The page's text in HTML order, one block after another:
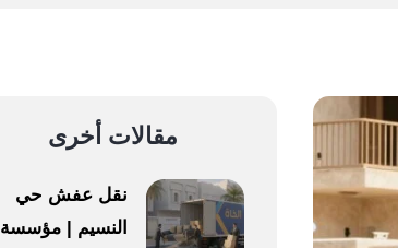
مقالات أخرى
نقل عفش حي
النسيم | مؤسسة